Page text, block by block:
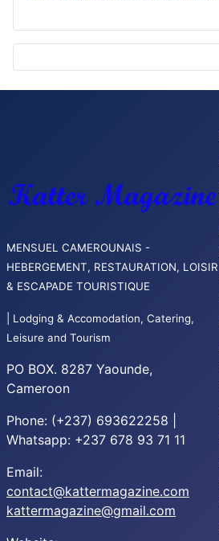
MENSUEL CAMEROUNAIS -
HEBERGEMENT, RESTAURATION, LOISIR
& ESCAPADE TOURISTIQUE
| Lodging & Accomodation, Catering,
Leisure and Tourism
PO BOX. 8287 Yaounde,
Cameroon
Phone: (+237) 693622258 |
Whatsapp: +237 678 93 71 11
Email:
contact@kattermagazine.com
kattermagazine@gmail.com